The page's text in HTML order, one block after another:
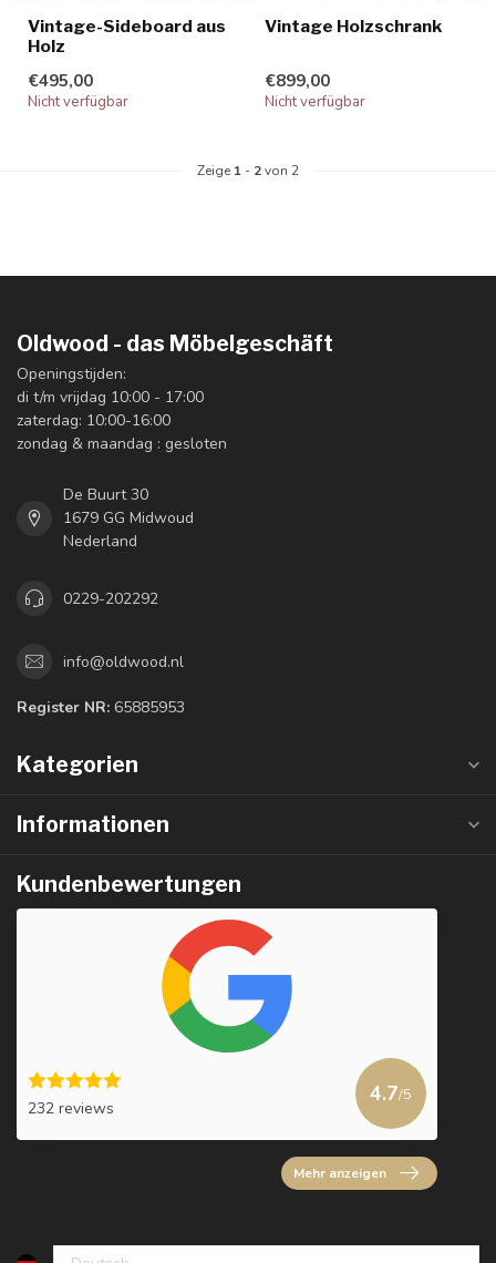
Vintage-Sideboard aus
Holz
€495,00
Nicht verfügbar
Vintage Holzschrank
€899,00
Nicht verfügbar
Zeige 1 - 2von 2
Oldwood - das Möbelgeschäft
Openingstijden:
di t/m vrijdag 10:00 - 17:00
zaterdag: 10:00-16:00
zondag & maandag : gesloten
De Buurt 30
1679 GG Midwoud
Nederland
0229-202292
info@oldwood.nl
Register NR: 65885953
Kategorien
Informationen
Kundenbewertungen
232 reviews
4.7/5
Mehr anzeigen